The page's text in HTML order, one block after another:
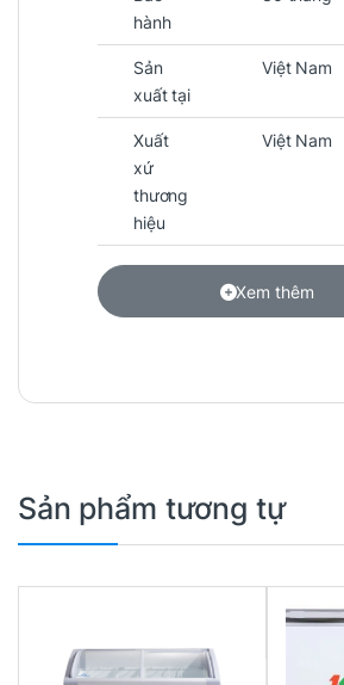
hành
Sản
xuất tại
Việt Nam
Xuất
xứ
thương
hiệu
Việt Nam
Xem thêm
Sản phẩm tương tự